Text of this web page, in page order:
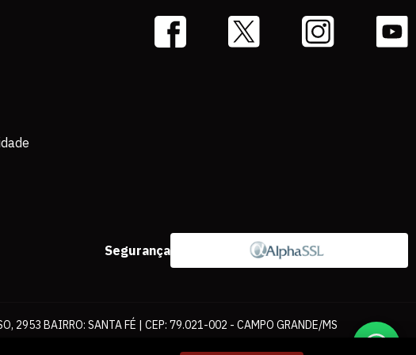
Segurança
2953 BAIRRO: SANTA FÉ | CEP: 79.021-002 - CAMPO GRANDE/MS